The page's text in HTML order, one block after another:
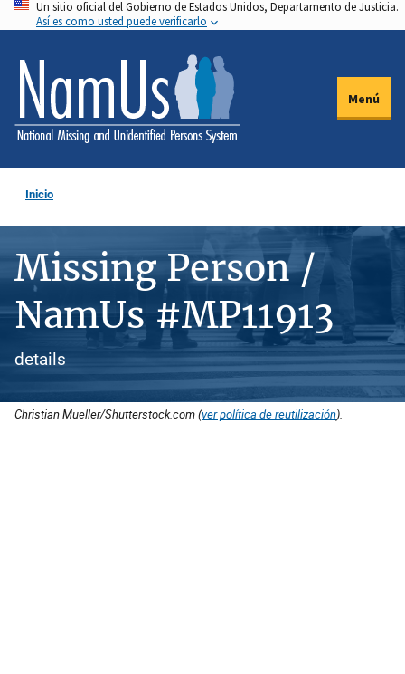
Pasar
al
contenido
principal
Un sitio oficial del Gobierno de Estados Unidos, Departamento de Justicia.
Así es como usted puede verificarlo
Menú
Inicio
Missing Person /
NamUs #MP11913
details
Christian Mueller/Shutterstock.com (ver política de reutilización).